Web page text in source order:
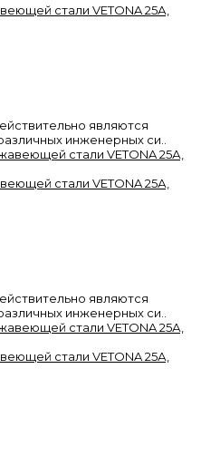
стали VETONA 25А,
являются
инженерных си..
стали VETONA 25А,
являются
инженерных си..
стали VETONA 25А,